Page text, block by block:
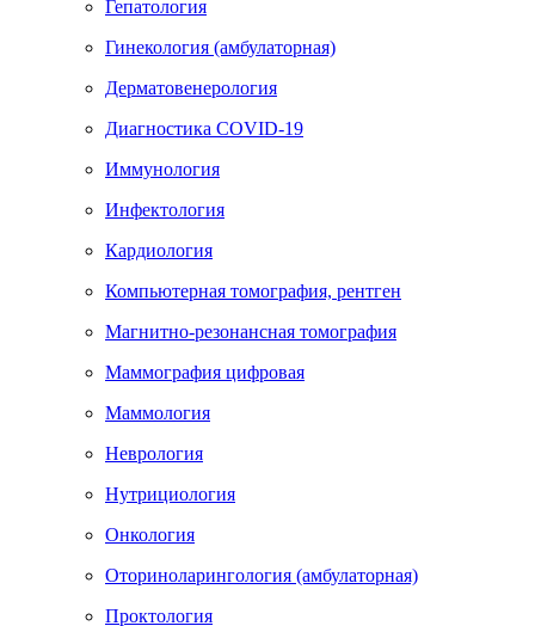
Гепатология
Гинекология (амбулаторная)
Дерматовенерология
Диагностика COVID-19
Иммунология
Инфектология
Кардиология
Компьютерная томография, рентген
Магнитно-резонансная томография
Маммография цифровая
Маммология
Неврология
Нутрициология
Онкология
Оториноларингология (амбулаторная)
Проктология